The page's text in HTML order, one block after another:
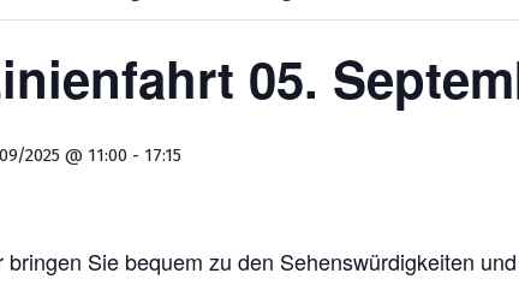
05.
2025 @ 11:00 - 17:15
bringen Sie bequem zu den Sehenswürdigkeiten